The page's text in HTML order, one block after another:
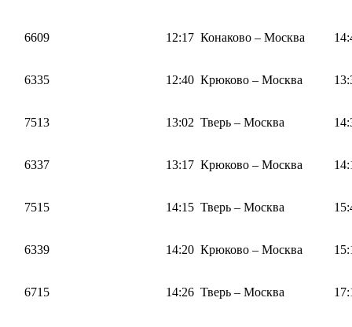
6609 12:17 Конаково – Москва
6335 12:40 Крюково – Москва
7513 13:02 Тверь – Москва
6337 13:17 Крюково – Москва
7515 14:15 Тверь – Москва
6339 14:20 Крюково – Москва
6715 14:26 Тверь – Москва